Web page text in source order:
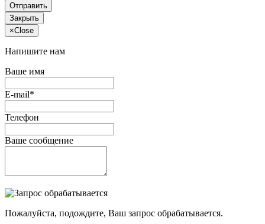
Отправить
Закрыть
×Close
Напишите нам
Ваше имя
E-mail*
Телефон
Ваше сообщение
Пожалуйста, подождите, Ваш запрос обрабатывается.